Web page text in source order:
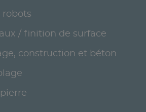
robots
/ finition de surface
construction et béton